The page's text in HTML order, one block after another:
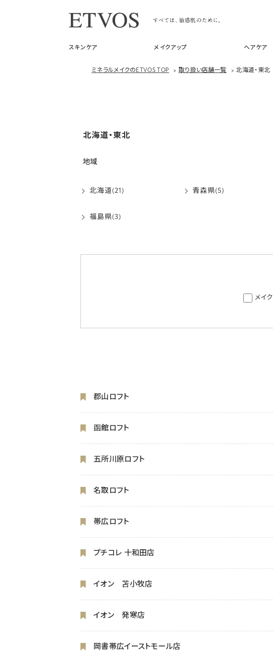
スキンケア メイクアップ ヘアケア
ミネラルメイクのETVOS TOP >取り扱い店舗一覧 >北海道・東北
北海道・東北
地域
北海道(21) 青森県(5)
福島県(3)
メイク
郡山ロフト
函館ロフト
五所川原ロフト
名取ロフト
帯広ロフト
プチコレ 十和田店
イオン 苫小牧店
イオン 発寒店
岡書帯広イーストモール店